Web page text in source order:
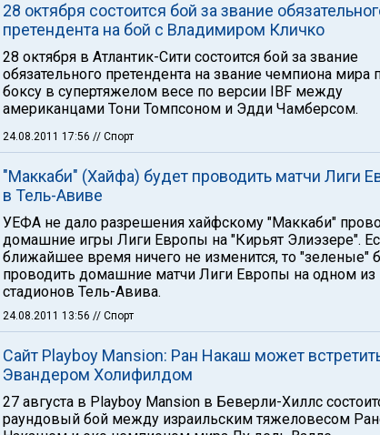
28 октября состоится бой за звание
претендента на бой с Владимиром Кличко
28 октября в Атлантик-Сити состоится бой за звание
обязательного претендента на звание чемпиона мира
боксу в супертяжелом весе по версии IBF между
американцами Тони Томпсоном и Эдди Чамберсом.
24.08.2011 17:56 // Спорт
"Маккаби" (Хайфа) будет проводить матчи Лиги
в Тель-Авиве
УЕФА не дало разрешения хайфскому "Маккаби"
домашние игры Лиги Европы на "Кирьят Элиэзере".
ближайшее время ничего не изменится, то "зеленые"
проводить домашние матчи Лиги Европы на одном из
стадионов Тель-Авива.
24.08.2011 13:56 // Спорт
Сайт Playboy Mansion: Ран Накаш может
Эвандером Холифилдом
27 августа в Playboy Mansion в Беверли-Хиллс
раундовый бой между израильским тяжеловесом